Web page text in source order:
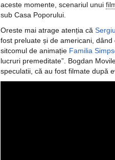
aceste momente, scenariul unui
sub Casa Poporului.
Oreste mai atrage atenția că
fost preluate și de americani,
sitcomul de animație Familia
lucruri premeditate”. Bogdan
speculatii, că au fost filmate după